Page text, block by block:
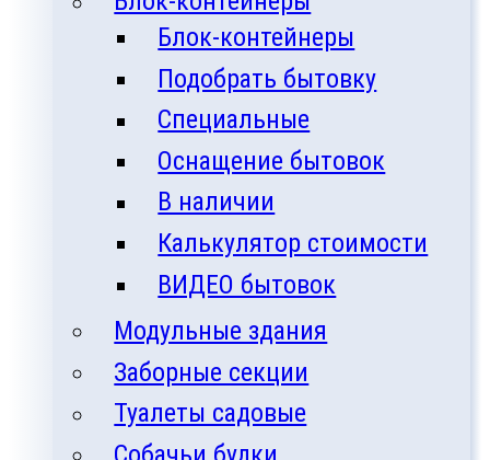
Блок-контейнеры
Подобрать бытовку
Специальные
Оснащение бытовок
В наличии
Калькулятор стоимости
ВИДЕО бытовок
Модульные здания
Заборные секции
Туалеты садовые